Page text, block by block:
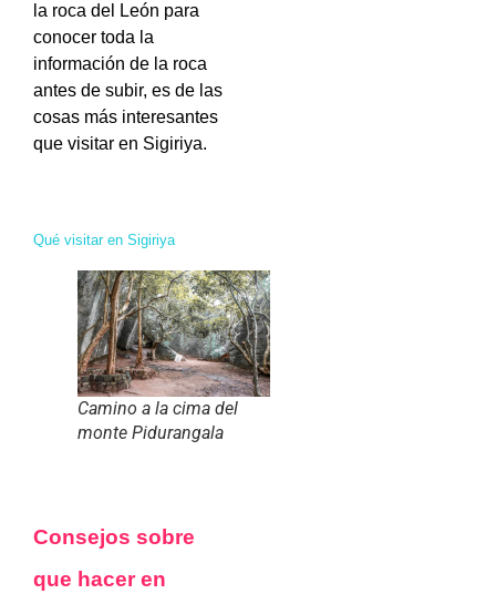
la roca del León para
conocer toda la
información de la roca
antes de subir, es de las
cosas más interesantes
que visitar en Sigiriya.
Qué visitar en Sigiriya
Camino a la cima del
monte Pidurangala
Consejos sobre
que hacer en